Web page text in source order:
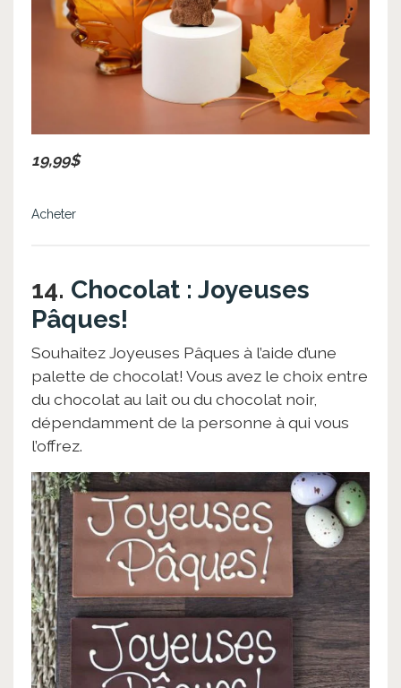
19,99$
Acheter
14. Chocolat : Joyeuses
Pâques!
Souhaitez Joyeuses Pâques à l’aide d’une
palette de chocolat! Vous avez le choix entre
du chocolat au lait ou du chocolat noir,
dépendamment de la personne à qui vous
l’offrez.